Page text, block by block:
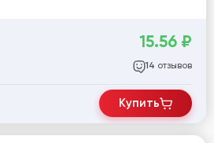
15.56 ₽
14 отзывов
Купить